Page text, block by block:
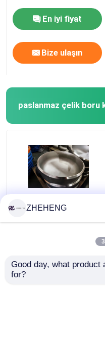
Paslanmaz Çelik
Paslanmaz Çelik Kör
Kaynak boyunlu flanş
Nikel alaşımlı boru
En iyi fiyat
Bize ulaşın
paslanmaz çelik boru
Ferforje WP317
ZHEHENG
Good day, what product
for?